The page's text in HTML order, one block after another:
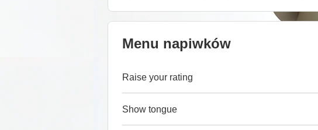
Menu napiwków
Raise your rating
Show tongue